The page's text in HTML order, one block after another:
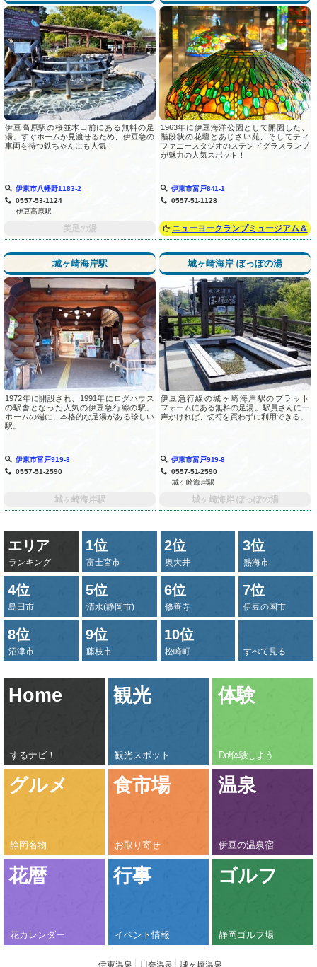
伊豆高原駅の桜並木口前にある無料の足
湯。すぐホームが見渡せるため、伊豆急の
車両を待つ鉄ちゃんにも人気！
伊東市八幡野1183-2
0557-53-1124
伊豆高原駅
美足の湯
フラワーガーデン
1963年に伊豆海洋公園として開園した、
階段状の花壇とあじさい苑、そしてティ
ファニースタジオのステンドグラスランプ
が魅力の人気スポット！
伊東市富戸841-1
0557-51-1128
ニューヨークランプミュージアム＆
フラワーガーデン
城ヶ崎海岸駅
1972年に開設され、1991年にログハウス
の駅舎となった人気の伊豆急行線の駅。
ホームの端に、本格的な足湯がある珍しい
駅。
伊東市富戸919-8
0557-51-2590
城ヶ崎海岸駅
城ヶ崎海岸 ぽっぽの湯
伊豆急行線の城ヶ崎海岸駅のプラット
フォームにある無料の足湯。駅員さんに一
声かければ、切符を買わずに利用できる。
伊東市富戸919-8
0557-51-2590
城ヶ崎海岸駅
城ヶ崎海岸 ぽっぽの湯
エリア
ランキング
1位
富士宮市
2位
奥大井
3位
熱海市
4位
島田市
5位
清水(静岡市)
6位
修善寺
7位
伊豆の国市
8位
沼津市
9位
藤枝市
10位
松崎町 すべて見る
Home
するナビ！
観光
観光スポット
体験
Do!体験しよう
グルメ
静岡名物
食市場
お取り寄せ
温泉
伊豆の温泉宿
花暦
花カレンダー
行事
イベント情報
ゴルフ
静岡ゴルフ場
伊東温泉 川奈温泉 城ヶ崎温泉